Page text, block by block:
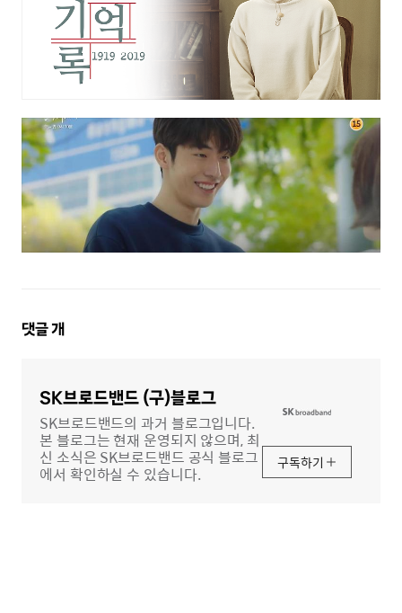
댓
댓글개
SK브로드밴드 (구)블로그
SK브로드밴드의 과거 블로그입니다.
본 블로그는 현재 운영되지 않으며, 최
신 소식은 SK브로드밴드 공식 블로그
에서 확인하실 수 있습니다.
구독하기